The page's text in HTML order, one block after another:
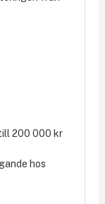
200 000 kr
hos